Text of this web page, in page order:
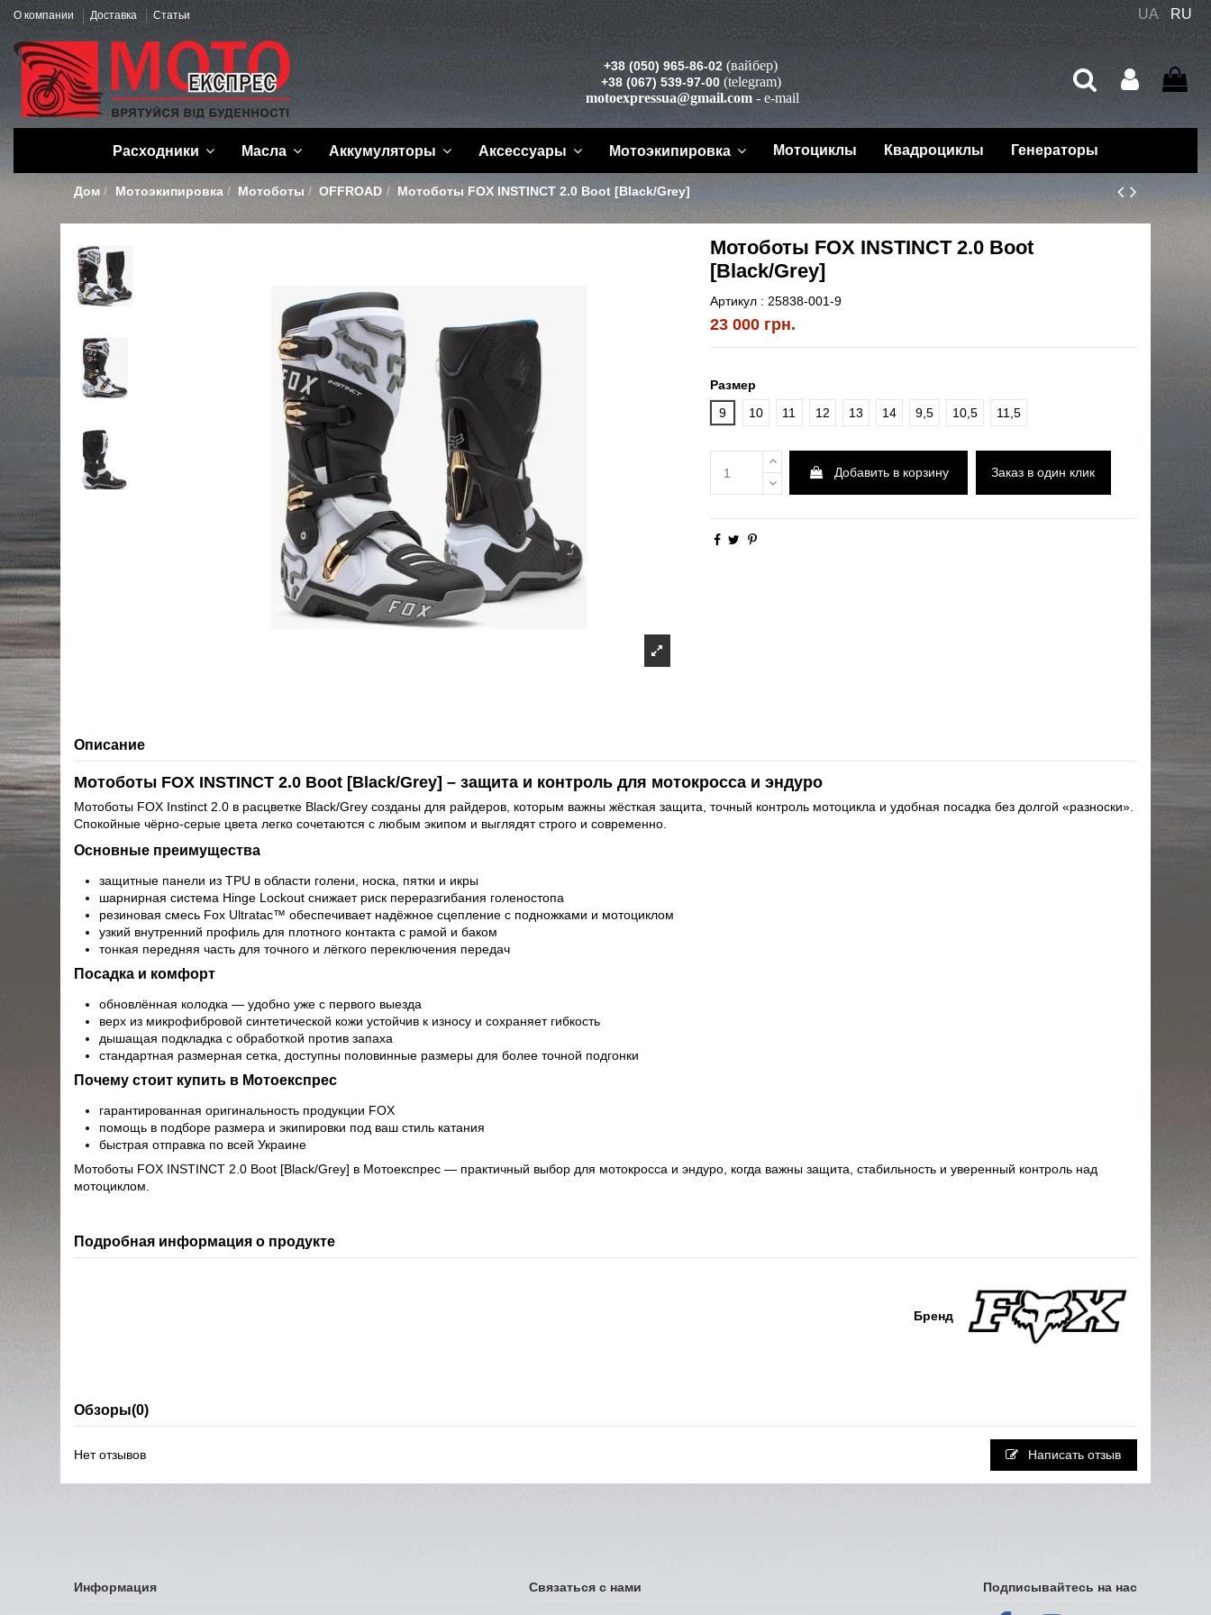
О компании Доставка Статьи UA RU
+38 (050) 965-86-02 (вайбер)
+38 (067) 539-97-00 (telegram)
motoexpressua@gmail.com - e-mail
Расходники Масла Аккумуляторы Аксессуары Мотоэкипировка Мотоциклы Квадроциклы Генераторы
Дом Мотоэкипировка Мотоботы OFFROAD Мотоботы FOX INSTINCT 2.0 Boot [Black/Grey]
Мотоботы FOX INSTINCT 2.0 Boot
[Black/Grey]
Артикул : 25838-001-9
23 000 грн.
Размер
9
10 11 12 13 14 9,5 10,5 11,5
Добавить в корзину Заказ в один клик
Описание
Мотоботы FOX INSTINCT 2.0 Boot [Black/Grey] – защита и контроль для мотокросса и эндуро
Мотоботы FOX Instinct 2.0 в расцветке Black/Grey созданы для райдеров, которым важны жёсткая защита, точный контроль мотоцикла и удобная посадка без долгой «разноски».
Спокойные чёрно-серые цвета легко сочетаются с любым экипом и выглядят строго и современно.
Основные преимущества
защитные панели из TPU в области голени, носка, пятки и икры
шарнирная система Hinge Lockout снижает риск переразгибания голеностопа
резиновая смесь Fox Ultratac™ обеспечивает надёжное сцепление с подножками и мотоциклом
узкий внутренний профиль для плотного контакта с рамой и баком
тонкая передняя часть для точного и лёгкого переключения передач
Посадка и комфорт
обновлённая колодка — удобно уже с первого выезда
верх из микрофибровой синтетической кожи устойчив к износу и сохраняет гибкость
дышащая подкладка с обработкой против запаха
стандартная размерная сетка, доступны половинные размеры для более точной подгонки
Почему стоит купить в Мотоекспрес
гарантированная оригинальность продукции FOX
помощь в подборе размера и экипировки под ваш стиль катания
быстрая отправка по всей Украине
Мотоботы FOX INSTINCT 2.0 Boot [Black/Grey] в Мотоекспрес — практичный выбор для мотокросса и эндуро, когда важны защита, стабильность и уверенный контроль над
мотоциклом.
Подробная информация о продукте
Бренд
Обзоры(0)
Нет отзывов Написать отзыв
Информация Связаться с нами Подписывайтесь на нас